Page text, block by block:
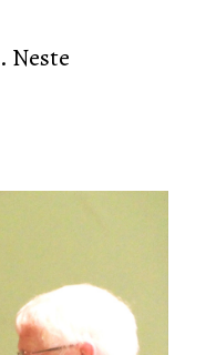
. Neste